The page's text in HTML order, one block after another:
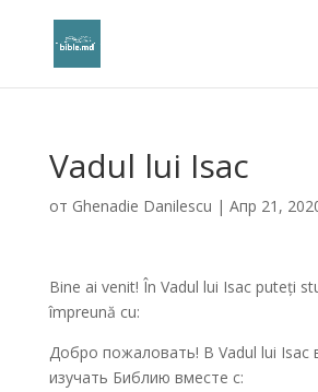
Vadul lui Isac
от Ghenadie Danilescu | Апр 21,
Bine ai venit! În Vadul lui Isac puteți
împreună cu:
Добро пожаловать! В Vadul lui
изучать Библию вместе с: